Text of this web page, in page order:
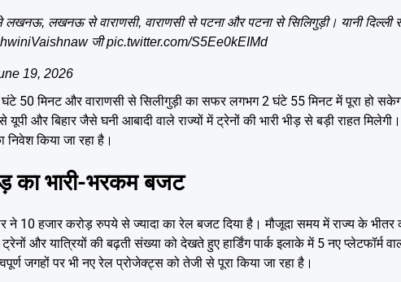
लखनऊ से वाराणसी, वाराणसी से पटना और पटना से सिलिगुड़ी। यानी दिल्ली
जीpic.twitter.com/S5Ee0kEIMd
19, 2026
50 मिनट और वाराणसी से सिलीगुड़ी का सफर लगभग 2 घंटे 55 मिनट में पूरा हो
यूपी और बिहार जैसे घनी आबादी वाले राज्यों में ट्रेनों की भारी भीड़ से बड़ी राहत
किया जा रहा है।
का भारी-भरकम बजट
ने 10 हजार करोड़ रुपये से ज्यादा का रेल बजट दिया है। मौजूदा समय में राज्य के
और यात्रियों की बढ़ती संख्या को देखते हुए हार्डिंग पार्क इलाके में 5 नए प्लेटफॉर्म
जगहों पर भी नए रेल प्रोजेक्ट्स को तेजी से पूरा किया जा रहा है।